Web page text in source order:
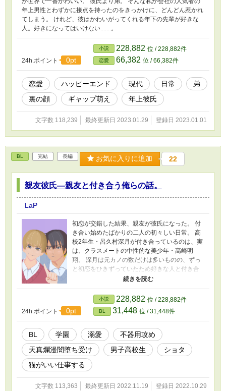
年上男性とわずかに接点を持ったのをきっかけに、どんどん惹かれ
てしまう。 けれど、彼はかわいがってくれる年下の先輩が好きな
人。好きになってはいけない.......。
24h.ポイント 0pt
小説 228,882 位 / 228,882件
恋愛 66,382 位 / 66,382件
恋愛 ハッピーエンド 現代 日常
弟
裏の顔
ギャップ萌え 年上彼氏
文字数 118,239 最終更新日 2023.01.29 登録日 2023.01.01
BL 完結 長編 お気に入りに追加 22
親友彼氏―親友と付き合う俺らの話。
LaP
初恋が交錯した結果、親友が彼氏になった。 付
き合い始めたばかりの二人の初々しい日常。 高
校2年生・呂久村深月が付き合っているのは、実
は、クラスメートの中性的な美少年・高崎明
翔。 深月は元カノの数だけは多いものの、ずっ
と初恋をひきずっていたため好きな人と付き合
うのは初めて。 一方の明翔は深月が初恋。片思
贈る。 まだ自分たちの付き合い方を見つけられ
てもいないのに、留学していた1年の時の明翔の
親友・高崎塔夜が帰国、学校に帰ってきた。 ラ
ブラブな深月と明翔の間に遠慮なく首を突っ込
む塔夜に深月のイライラが募り、自爆。 男子高
校生たちがわちゃわちゃした仲良しグループの
中で自分たちなりの愛し方を探していくピュア
BL。 付き合うに至るまでの話▶︎初恋が交錯する
＊「親友」と「彼氏」ではキャラ変わっちゃ
う。
24h.ポイント 0pt
小説 228,882 位 / 228,882件
BL 31,448 位 / 31,448件
BL 学園 溺愛
不器用攻め
天真爛漫闇堕ち受け
男子高校生
ショタ
猫がいい仕事する
文字数 113,363 最終更新日 2022.11.19 登録日 2022.10.29